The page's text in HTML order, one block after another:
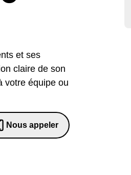
et ses
claire de son
votre équipe ou
Nous appeler
0652698481